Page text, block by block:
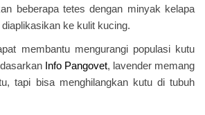
beberapa tetes dengan minyak kelapa
ke kulit kucing.
membantu mengurangi populasi kutu
Info Pangovet, lavender memang
tapi bisa menghilangkan kutu di tubuh